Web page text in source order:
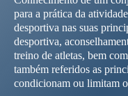
para a prática da
desportiva nas suas
desportiva,
treino de atletas, bem
também referidos as
condicionam ou limitam